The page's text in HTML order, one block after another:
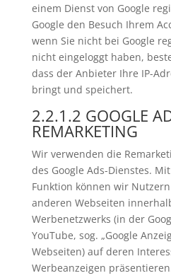
einem Dienst von Google
Google den Besuch Ihrem
wenn Sie nicht bei Google
nicht eingeloggt haben,
dass der Anbieter Ihre IP-
bringt und speichert.
2.2.1.2 GOOGLE
REMARKETING
Wir verwenden die
des Google Ads-Dienstes.
Funktion können wir
anderen Webseiten
Werbenetzwerks (in der
YouTube, sog. „Google
Webseiten) auf deren
Werbeanzeigen